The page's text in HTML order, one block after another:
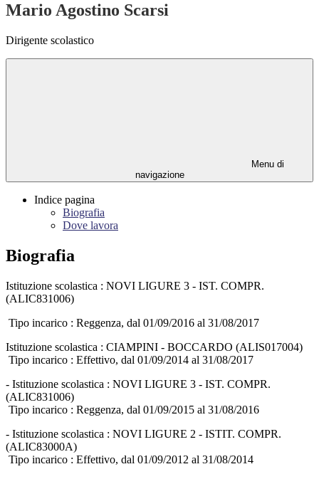
Mario Agostino Scarsi
Dirigente scolastico
Menu di
navigazione
Indice pagina
Biografia
Dove lavora
Biografia
Istituzione scolastica : NOVI LIGURE 3 - IST. COMPR.
(ALIC831006)
Tipo incarico : Reggenza, dal 01/09/2016 al 31/08/2017
Istituzione scolastica : CIAMPINI - BOCCARDO (ALIS017004)
Tipo incarico : Effettivo, dal 01/09/2014 al 31/08/2017
- Istituzione scolastica : NOVI LIGURE 3 - IST. COMPR.
(ALIC831006)
Tipo incarico : Reggenza, dal 01/09/2015 al 31/08/2016
- Istituzione scolastica : NOVI LIGURE 2 - ISTIT. COMPR.
(ALIC83000A)
Tipo incarico : Effettivo, dal 01/09/2012 al 31/08/2014